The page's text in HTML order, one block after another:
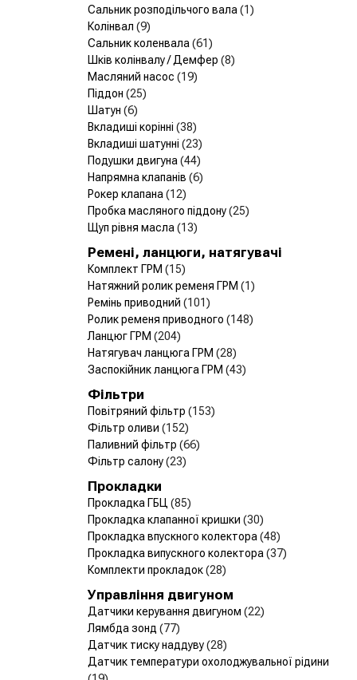
Сальник розподільчого вала (1)
Колінвал (9)
Сальник коленвала (61)
Шків колінвалу / Демфер (8)
Масляний насос (19)
Піддон (25)
Шатун (6)
Вкладиші корінні (38)
Вкладиші шатунні (23)
Подушки двигуна (44)
Напрямна клапанів (6)
Рокер клапана (12)
Пробка масляного піддону(25)
Щуп рівня масла (13)
Ремені, ланцюги, натягувачі
Комплект ГРМ (15)
Натяжний ролик ременя ГРМ (1)
Ремінь приводний (101)
Ролик ременя приводного (148)
Ланцюг ГРМ (204)
Натягувач ланцюга ГРМ (28)
Заспокійник ланцюга ГРМ (43)
Фільтри
Повітряний фільтр (153)
Фільтр оливи (152)
Паливний фільтр (66)
Фільтр салону(23)
Прокладки
Прокладка ГБЦ (85)
Прокладка клапанної кришки (30)
Прокладка впускного колектора (48)
Прокладка випускного колектора (37)
Комплекти прокладок(28)
Управління двигуном
Датчики керування двигуном (22)
Лямбда зонд (77)
Датчик тиску наддуву(28)
Датчик температури охолоджувальної рідини